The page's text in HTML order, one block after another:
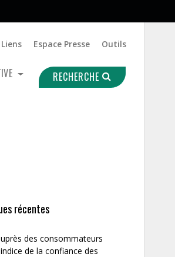
Liens Espace Presse Outils
RECHERCHE
récentes
des consommateurs
de la confiance des